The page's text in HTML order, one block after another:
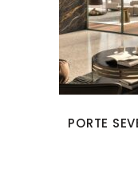
PORTE